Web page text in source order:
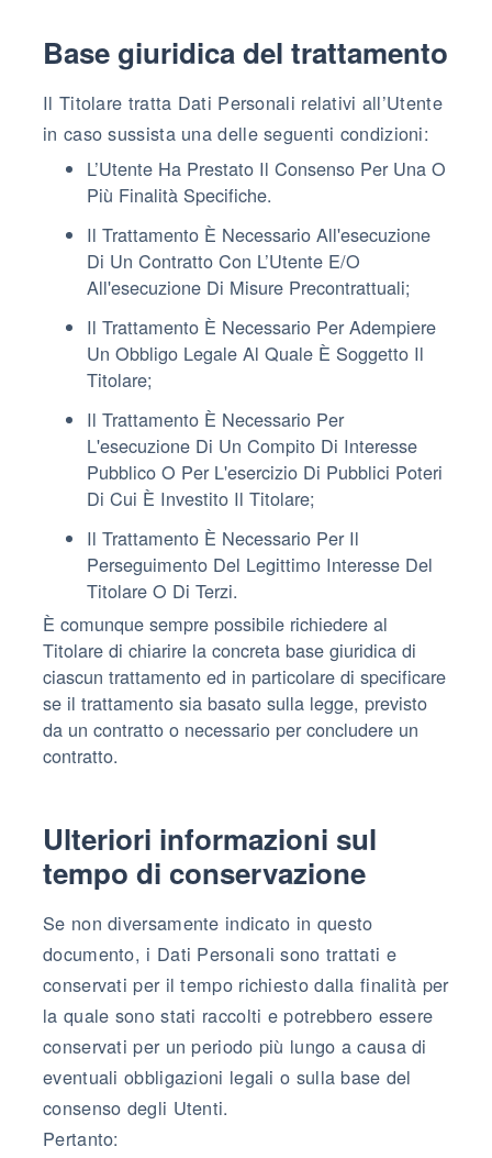
Base giuridica del trattamento
Il Titolare tratta Dati Personali relativi all’Utente
in caso sussista una delle seguenti condizioni:
L’Utente Ha Prestato Il Consenso Per Una O
Più Finalità Specifiche.
Il Trattamento È Necessario All'esecuzione
Di Un Contratto Con L’Utente E/o
All'esecuzione Di Misure Precontrattuali;
Il Trattamento È Necessario Per Adempiere
Un Obbligo Legale Al Quale È Soggetto Il
Titolare;
Il Trattamento È Necessario Per
L'esecuzione Di Un Compito Di Interesse
Pubblico O Per L'esercizio Di Pubblici Poteri
Di Cui È Investito Il Titolare;
Il Trattamento È Necessario Per Il
Perseguimento Del Legittimo Interesse Del
Titolare O Di Terzi.
È comunque sempre possibile richiedere al
Titolare di chiarire la concreta base giuridica di
ciascun trattamento ed in particolare di specificare
se il trattamento sia basato sulla legge, previsto
da un contratto o necessario per concludere un
contratto.
Ulteriori informazioni sul
tempo di conservazione
Se non diversamente indicato in questo
documento, i Dati Personali sono trattati e
conservati per il tempo richiesto dalla finalità per
la quale sono stati raccolti e potrebbero essere
conservati per un periodo più lungo a causa di
eventuali obbligazioni legali o sulla base del
consenso degli Utenti.
Pertanto: